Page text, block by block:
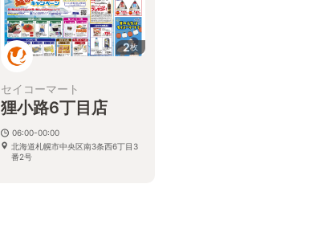
2枚
セイコーマート
狸小路6丁目店
06:00-00:00
北海道札幌市中央区南3条西6丁目3
番2号